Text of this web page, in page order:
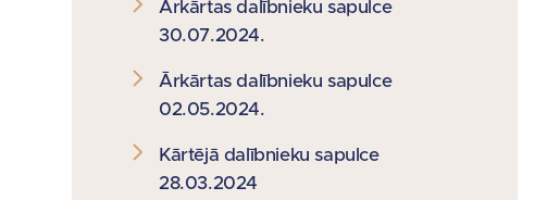
Ārkārtas dalībnieku sapulce
30.07.2024.
Ārkārtas dalībnieku sapulce
02.05.2024.
Kārtējā dalībnieku sapulce
28.03.2024